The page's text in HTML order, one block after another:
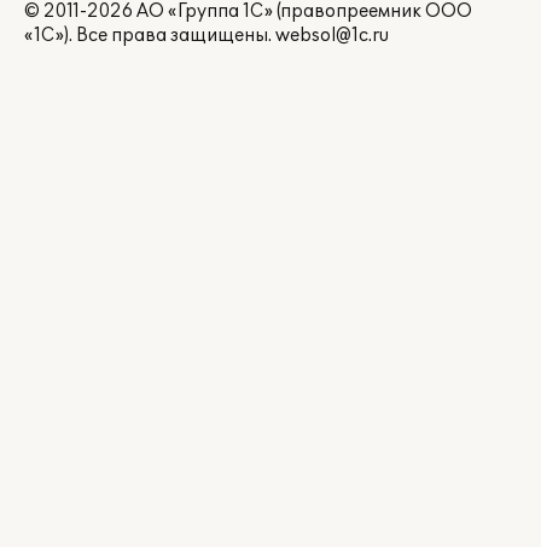
© 2011-2026 АО «Группа 1С» (правопреемник ООО
«1С»). Все права защищены. websol@1c.ru